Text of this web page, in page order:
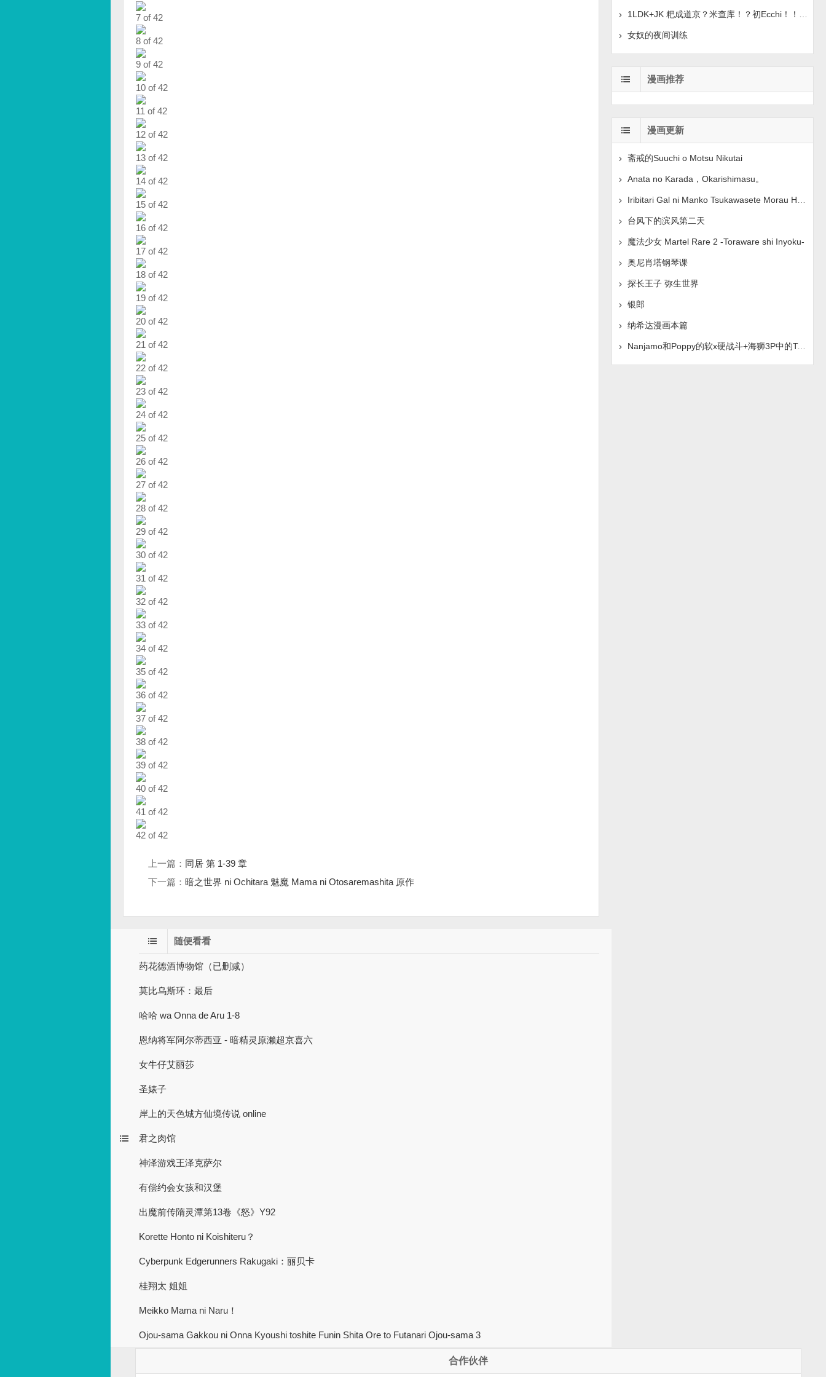
7 of 42
8 of 42
9 of 42
10 of 42
11 of 42
12 of 42
13 of 42
14 of 42
15 of 42
16 of 42
17 of 42
18 of 42
19 of 42
20 of 42
21 of 42
22 of 42
23 of 42
24 of 42
25 of 42
26 of 42
27 of 42
28 of 42
29 of 42
30 of 42
31 of 42
32 of 42
33 of 42
34 of 42
35 of 42
36 of 42
37 of 42
38 of 42
39 of 42
40 of 42
41 of 42
42 of 42
上一篇： 同居 第 1-39 章
下一篇： 暗之世界 ni Ochitara 魅魔 Mama ni Otosaremashita 原作
随便看看
药花德酒博物馆（已删减）
莫比乌斯环：最后
哈哈 wa Onna de Aru 1-8
恩纳将军阿尔蒂西亚 - 暗精灵原濑超京喜六
女牛仔艾丽莎
圣婊子
岸上的天色城方仙境传说 online
君之肉馆
神泽游戏王泽克萨尔
有偿约会女孩和汉堡
出魔前传隋灵潭第13卷《怒》Y92
Korette Honto ni Koishiteru？
Cyber​​punk Edgerunners Rakugaki：丽贝卡
桂翔太 姐姐
Meikko Mama ni Naru！
Ojou-sama Gakkou ni Onna Kyoushi toshite Funin Shita Ore to Futanari Ojou-sama 3
女奴的夜间训练
漫画推荐
漫画更新
斋戒的Suuchi o Motsu Nikutai
Anata no Karada，Okarishimasu。
台风下的滨风第二天
魔法少女 Martel Rare 2 -Toraware shi Inyoku-
奥尼肖塔钢琴课
探长王子 弥生世界
银郎
纳希达漫画本篇
Nanjamo和Poppy的软x硬战斗+海狮3P中的Tsukumo-chan
合作伙伴